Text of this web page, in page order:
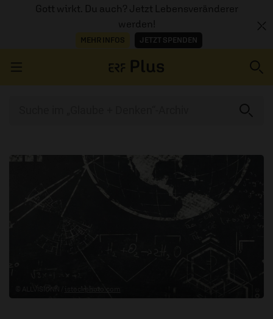
Gott wirkt. Du auch? Jetzt Lebensveränderer
werden!
MEHR INFOS JETZT SPENDEN